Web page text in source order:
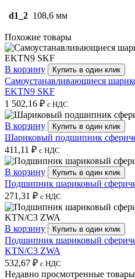
d1_2 108,6 мм
Похожие товары
В корзину Купить в один клик
Самоустанавливающиеся
EKTN9 SKF
1 502,16 ₽ с НДС
В корзину Купить в один клик
Шариковый подшипник
411,11 ₽ с НДС
В корзину Купить в один клик
Подшипник шариковый
271,31 ₽ с НДС
В корзину Купить в один клик
Подшипник шариковый
KTN/C3 ZWA
532,67 ₽ с НДС
Недавно просмотренные товары